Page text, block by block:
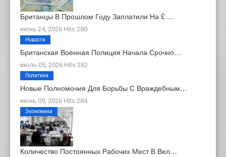
Британцы В Прошлом Году Заплатили На £ …
июнь 24, 2026 Hits:280
Британская Военная Полиция Начала Срочно…
июль 05, 2026 Hits:282
Новости
Новые Полномочия Для Борьбы С Враждебным…
июнь 09, 2026 Hits:284
Политика
Количество Постоянных Рабочих Мест В Вел…
Экономика